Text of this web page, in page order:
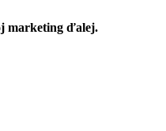
marketing ďalej.